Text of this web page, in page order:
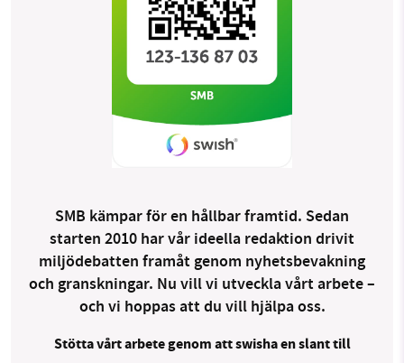
SMB kämpar för en hållbar framtid. Sedan
starten 2010 har vår ideella redaktion drivit
miljödebatten framåt genom nyhetsbevakning
och granskningar. Nu vill vi utveckla vårt arbete –
och vi hoppas att du vill hjälpa oss.
Stötta vårt arbete genom att swisha en slant till